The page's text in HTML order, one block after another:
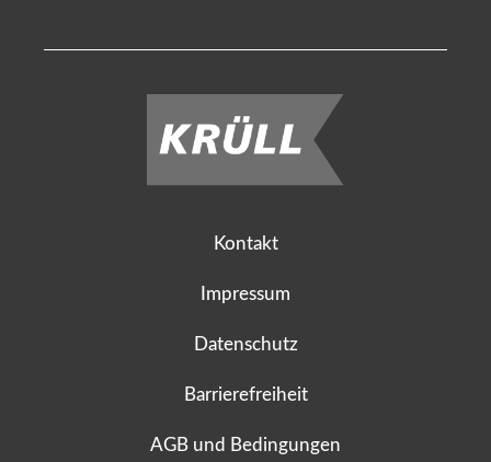
Kontakt
Impressum
Datenschutz
Barrierefreiheit
AGB und Bedingungen